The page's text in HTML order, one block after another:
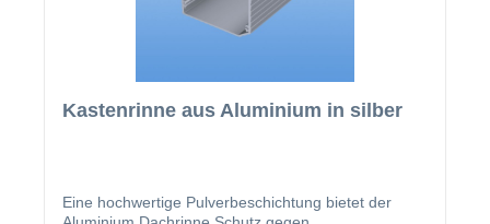
Kastenrinne aus Aluminium in silber
Eine hochwertige Pulverbeschichtung bietet der